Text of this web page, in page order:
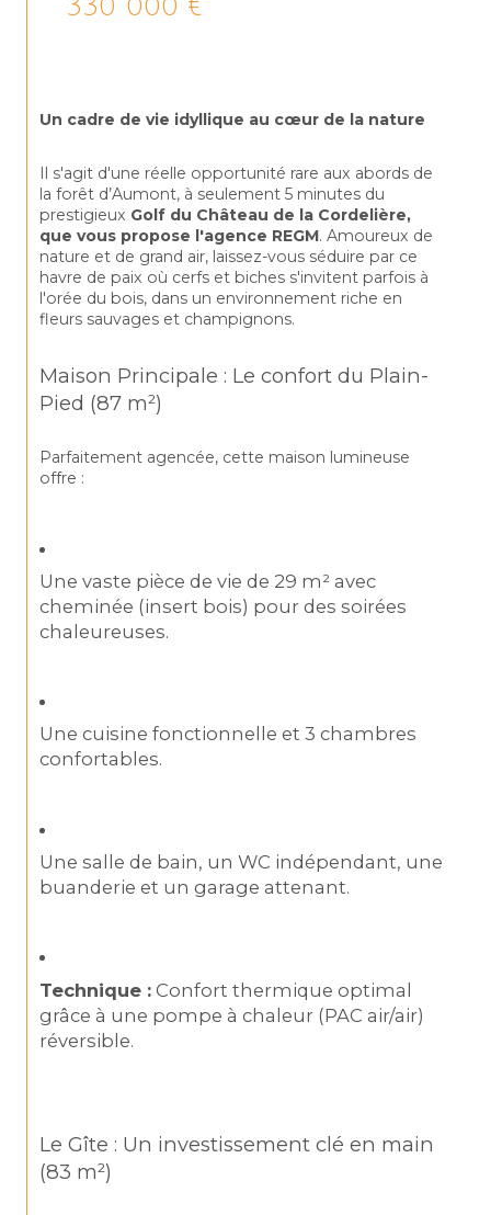
330 000 €
Un cadre de vie idyllique au cœur de la nature
Il s'agit d'une réelle opportunité rare aux abords de
la forêt d’Aumont, à seulement 5 minutes du
prestigieux Golf du Château de la Cordelière,
que vous propose l'agence REGM. Amoureux de
nature et de grand air, laissez-vous séduire par ce
havre de paix où cerfs et biches s'invitent parfois à
l'orée du bois, dans un environnement riche en
fleurs sauvages et champignons.
Maison Principale : Le confort du Plain-
Pied (87 m²)
Parfaitement agencée, cette maison lumineuse
offre :
Une vaste pièce de vie de 29 m² avec
cheminée (insert bois) pour des soirées
chaleureuses.
Une cuisine fonctionnelle et 3 chambres
confortables.
Une salle de bain, un WC indépendant, une
buanderie et un garage attenant.
Technique : Confort thermique optimal
grâce à une pompe à chaleur (PAC air/air)
réversible.
Le Gîte : Un investissement clé en main
(83 m²)